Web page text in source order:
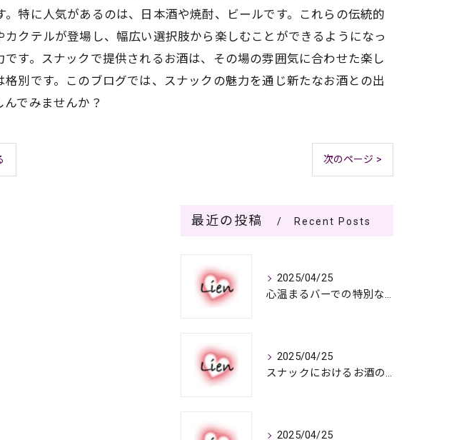
特に人気があるのは、日本酒や焼酎、ビールです。これらの伝統的
クテルが登場し、幅広い選択肢から楽しむことができるようになっ
す。スナックで提供されるお酒は、その場の雰囲気に合わせた楽し
別です。このブログでは、スナックの魅力を通じ新たなお酒との出
でみませんか？
次のページ >
最近の投稿 Recent Posts
2025/04/25
心温まるバーでの特別なひととき
2025/04/25
スナックにおけるお酒の多彩さと楽しみ方
2025/04/25